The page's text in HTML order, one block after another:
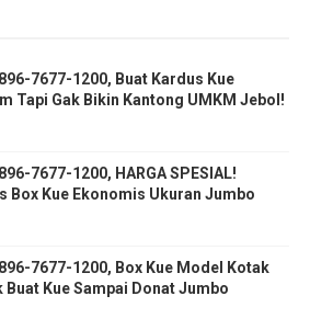
7677-1200, Buat Kardus Kue
Tapi Gak Bikin Kantong UMKM Jebol!
7677-1200, HARGA SPESIAL!
Box Kue Ekonomis Ukuran Jumbo
7677-1200, Box Kue Model Kotak
Buat Kue Sampai Donat Jumbo